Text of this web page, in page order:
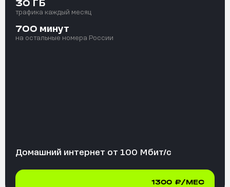
30 ГБ
трафика каждый месяц
700 минут
на остальные номера России
Домашний интернет от 100 Мбит/с
1300 ₽/МЕС